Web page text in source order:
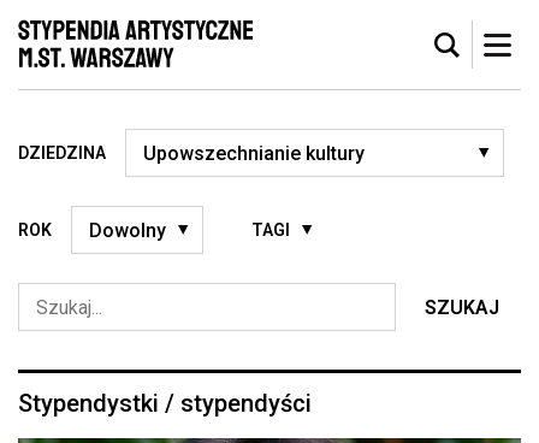
DZIEDZINA
ROK TAGI
SZUKAJ
Stypendystki / stypendyści